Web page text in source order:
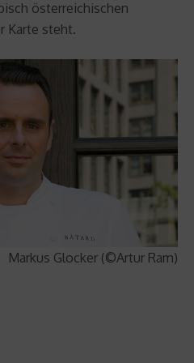
österreichischen
Karte steht.
Markus Glocker (©Artur Ram)